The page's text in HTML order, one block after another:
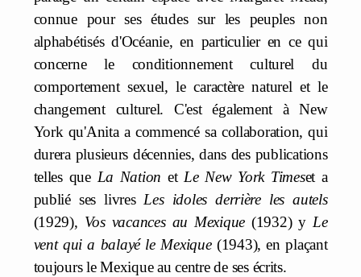
connue pour ses études sur les peuples non
alphabétisés d'Océanie, en particulier en ce qui
concerne le conditionnement culturel du
comportement sexuel, le caractère naturel et le
changement culturel. C'est également à New
York qu'Anita a commencé sa collaboration, qui
durera plusieurs décennies, dans des publications
telles que La Nation et Le New York Timeset a
publié ses livres Les idoles derrière les autels
(1929), Vos vacances au Mexique (1932) y Le
vent qui a balayé le Mexique (1943), en plaçant
toujours le Mexique au centre de ses écrits.